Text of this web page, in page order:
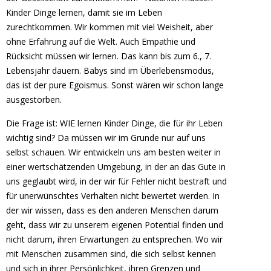
Kinder Dinge lernen, damit sie im Leben
zurechtkommen. Wir kommen mit viel Weisheit, aber
ohne Erfahrung auf die Welt. Auch Empathie und
Rücksicht müssen wir lernen. Das kann bis zum 6., 7.
Lebensjahr dauern. Babys sind im Überlebensmodus,
das ist der pure Egoismus. Sonst wären wir schon lange
ausgestorben.
Die Frage ist: WIE lernen Kinder Dinge, die für ihr Leben
wichtig sind? Da müssen wir im Grunde nur auf uns
selbst schauen. Wir entwickeln uns am besten weiter in
einer wertschätzenden Umgebung, in der an das Gute in
uns geglaubt wird, in der wir für Fehler nicht bestraft und
für unerwünschtes Verhalten nicht bewertet werden. In
der wir wissen, dass es den anderen Menschen darum
geht, dass wir zu unserem eigenen Potential finden und
nicht darum, ihren Erwartungen zu entsprechen. Wo wir
mit Menschen zusammen sind, die sich selbst kennen
und sich in ihrer Persönlichkeit, ihren Grenzen und